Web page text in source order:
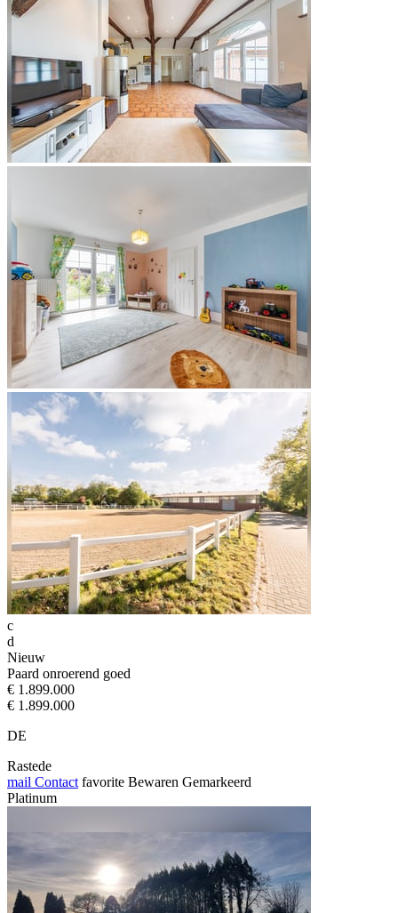
c
d
Nieuw
Paard onroerend goed
€ 1.899.000
€ 1.899.000
DE
Rastede
mail Contact favorite Bewaren Gemarkeerd
Platinum